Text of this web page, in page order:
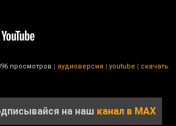
просмотров | аудиоверсия | youtube | скачать
на наш канал в MAX